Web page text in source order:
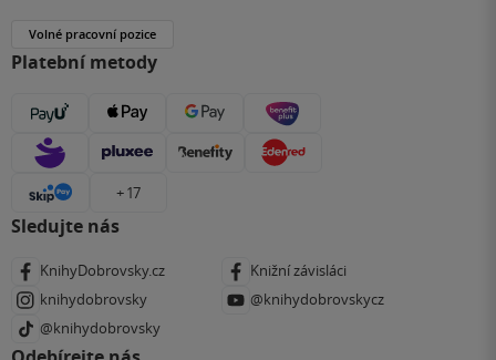
Volné pracovní pozice
Platební metody
+ 17
Sledujte nás
KnihyDobrovsky.cz
Knižní závisláci
knihydobrovsky
@knihydobrovskycz
@knihydobrovsky